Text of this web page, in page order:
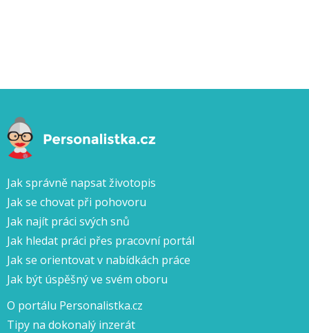
Jak správně napsat životopis
Jak se chovat při pohovoru
Jak najít práci svých snů
Jak hledat práci přes pracovní portál
Jak se orientovat v nabídkách práce
Jak být úspěšný ve svém oboru
O portálu Personalistka.cz
Tipy na dokonalý inzerát